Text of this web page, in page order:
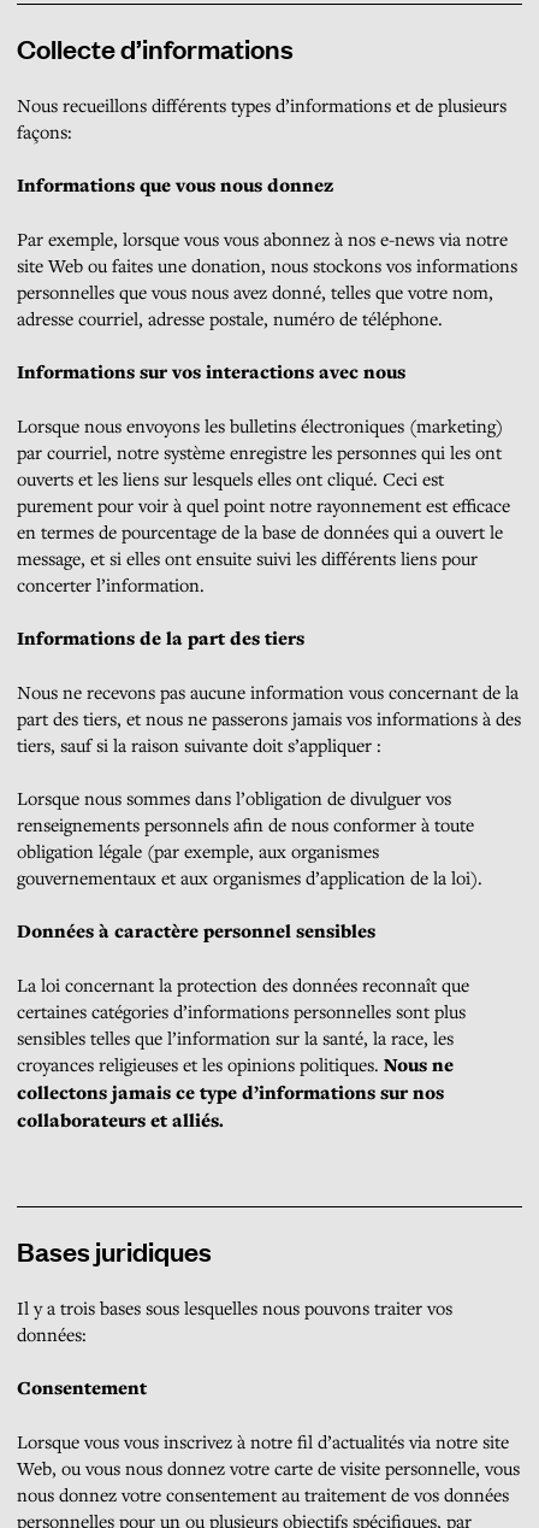
Collecte d’informations
Nous recueillons différents types d’informations et de plusieurs
façons:
Informations que vous nous donnez
Par exemple, lorsque vous vous abonnez à nos e-news via notre
site Web ou faites une donation, nous stockons vos informations
personnelles que vous nous avez donné, telles que votre nom,
adresse courriel, adresse postale, numéro de téléphone.
Informations sur vos interactions avec nous
Lorsque nous envoyons les bulletins électroniques (marketing)
par courriel, notre système enregistre les personnes qui les ont
ouverts et les liens sur lesquels elles ont cliqué. Ceci est
purement pour voir à quel point notre rayonnement est efficace
en termes de pourcentage de la base de données qui a ouvert le
message, et si elles ont ensuite suivi les différents liens pour
concerter l’information.
Informations de la part des tiers
Nous ne recevons pas aucune information vous concernant de la
part des tiers, et nous ne passerons jamais vos informations à des
tiers, sauf si la raison suivante doit s’appliquer :
Lorsque nous sommes dans l’obligation de divulguer vos
renseignements personnels afin de nous conformer à toute
obligation légale (par exemple, aux organismes
gouvernementaux et aux organismes d’application de la loi).
Données à caractère personnel sensibles
La loi concernant la protection des données reconnaît que
certaines catégories d’informations personnelles sont plus
sensibles telles que l’information sur la santé, la race, les
croyances religieuses et les opinions politiques. Nous ne
collectons jamais ce type d’informations sur nos
collaborateurs et alliés.
Bases juridiques
Il y a trois bases sous lesquelles nous pouvons traiter vos
données:
Consentement
Lorsque vous vous inscrivez à notre fil d’actualités via notre site
Web, ou vous nous donnez votre carte de visite personnelle, vous
nous donnez votre consentement au traitement de vos données
personnelles pour un ou plusieurs objectifs spécifiques, par